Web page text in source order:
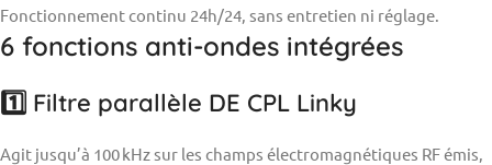
Fonctionnement continu 24h/24, sans entretien ni réglage.
6 fonctions anti-ondes intégrées
1️⃣ Filtre parallèle DE CPL Linky
Agit jusqu’à 100 kHz sur les champs électromagnétiques RF émis,